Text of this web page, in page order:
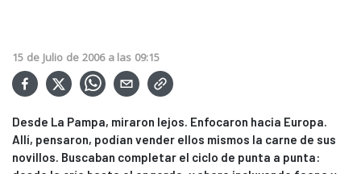
15 de Julio de 2006 a las 09:15
Desde La Pampa, miraron lejos. Enfocaron hacia Europa.
Allí, pensaron, podían vender ellos mismos la carne de sus
novillos. Buscaban completar el ciclo de punta a punta: